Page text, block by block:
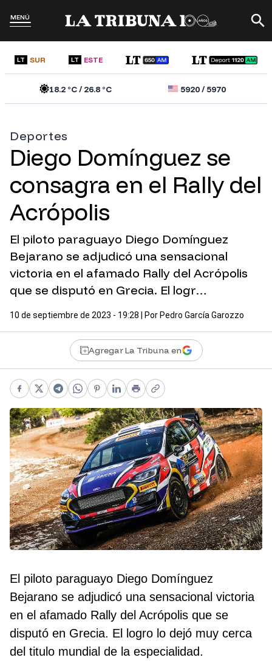
MENÚ
LT SUR LT ESTE
18.2°C /26.8°C 5920/5970
Deportes
Diego Domínguez se
consagra en el Rally del
Acrópolis
El piloto paraguayo Diego Domínguez
Bejarano se adjudicó una sensacional
victoria en el afamado Rally del Acrópolis
que se disputó en Grecia. El logr…
10 de septiembre de 2023 - 19:28 | Por Pedro García Garozzo
Agregar La Tribuna en
Facebook
X Telegram
WhatsApp
Pinterest
LinkedIn
PrintCopy link
El piloto paraguayo Diego Domínguez
Bejarano se adjudicó una sensacional victoria
en el afamado Rally del Acrópolis que se
disputó en Grecia. El logro lo dejó muy cerca
del titulo mundial de la especialidad.